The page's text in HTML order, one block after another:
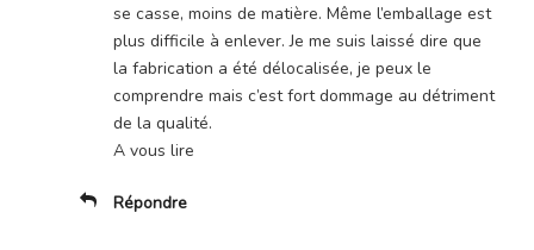
se casse, moins de matière. Même l’emballage est
plus difficile à enlever. Je me suis laissé dire que
la fabrication a été délocalisée, je peux le
comprendre mais c’est fort dommage au détriment
de la qualité.
A vous lire
Répondre